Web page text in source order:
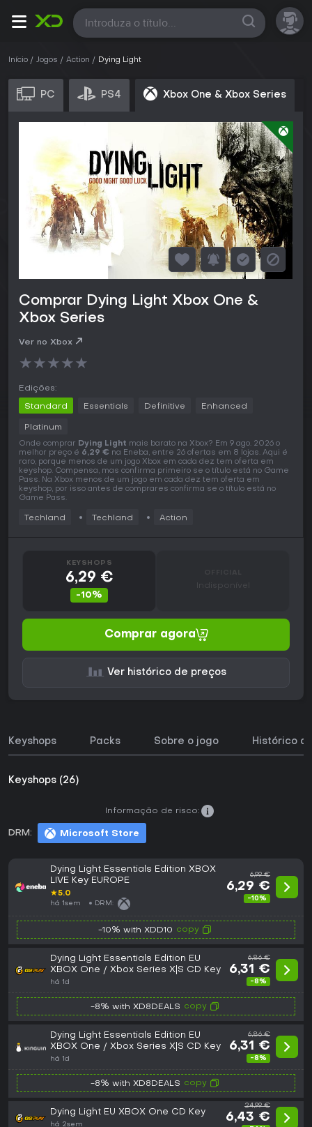
Todas
Início Jogos Action Dying Light
PC PS4 Xbox One & Xbox Series
Comprar Dying Light Xbox One &
Xbox Series
Ver no Xbox
★★★★★
Edições:
Standard Essentials Definitive Enhanced
Platinum
Onde comprar Dying Light mais barato na Xbox? Em 9 ago. 2026 o
melhor preço é 6,29 € na Eneba, entre 26 ofertas em 8 lojas. Aqui é
raro, porque menos de um jogo Xbox em cada dez tem oferta em
keyshop. Compensa, mas confirma primeiro se o título está no Game
Pass. Na Xbox menos de um jogo em cada dez tem oferta em
keyshop, por isso antes de comprares confirma se o título está no
Game Pass.
Techland Techland Action
KEYSHOPS
6,29 €
-10%
Indisponível
Comprar agora
Ver histórico de preços
Keyshops Packs Sobre o jogo Histórico
Keyshops (26)
DRM: Microsoft Store
Informação de risco:
Dying Light Essentials Edition XBOX
LIVE Key EUROPE
★5.0
há 1sem DRM:
6,99 €
6,29 €
-10%
-10% with XDD10 copy
Dying Light Essentials Edition EU
XBOX One / Xbox Series X|S CD Key
há 1d
6,86 €
6,31 €
-8%
-8% with XD8DEALS copy
Dying Light Essentials Edition EU
XBOX One / Xbox Series X|S CD Key
há 1d
6,86 €
6,31 €
-8%
-8% with XD8DEALS copy
Dying Light EU XBOX One CD Key
há 2sem
24,99 €
6,43 €